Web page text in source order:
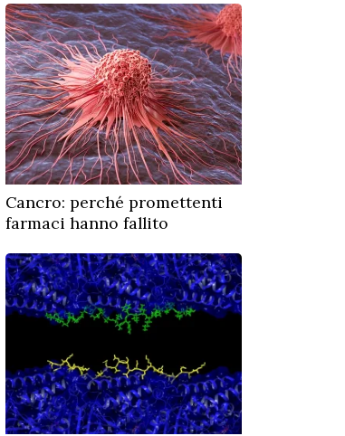
Cancro: perché promettenti
farmaci hanno fallito